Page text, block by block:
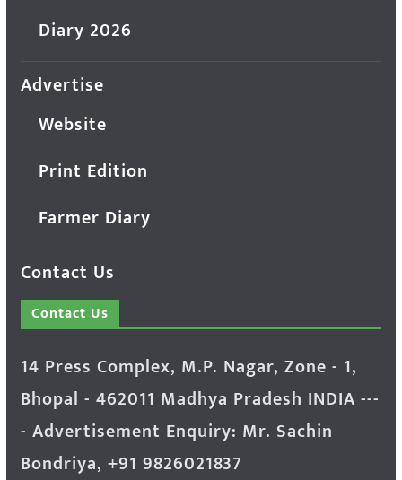
Diary 2026
Advertise
Website
Print Edition
Farmer Diary
Contact Us
Contact Us
14 Press Complex, M.P. Nagar, Zone - 1,
Bhopal - 462011 Madhya Pradesh INDIA ---
- Advertisement Enquiry: Mr. Sachin
Bondriya, +91 9826021837